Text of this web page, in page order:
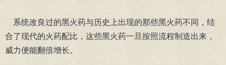
系统改良过的黑火药与历史上出现的那些黑火药不同，结
合了现代的火药配比，这些黑火药一旦按照流程制造出来，
威力便能翻倍增长。